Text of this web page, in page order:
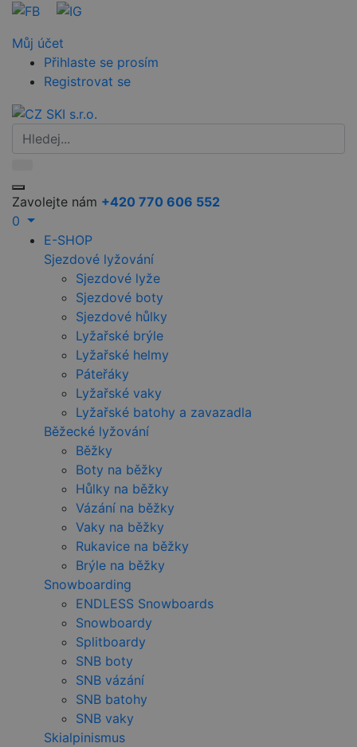
Můj účet
Přihlaste se prosím
Registrovat se
Zavolejte nám +420 770 606 552
0
E-SHOP
Sjezdové lyžování
Sjezdové lyže
Sjezdové boty
Sjezdové hůlky
Lyžařské brýle
Lyžařské helmy
Páteřáky
Lyžařské vaky
Lyžařské batohy a zavazadla
Běžecké lyžování
Běžky
Boty na běžky
Hůlky na běžky
Vázání na běžky
Vaky na běžky
Rukavice na běžky
Brýle na běžky
Snowboarding
ENDLESS Snowboards
Snowboardy
Splitboardy
SNB boty
SNB vázání
SNB batohy
SNB vaky
Skialpinismus